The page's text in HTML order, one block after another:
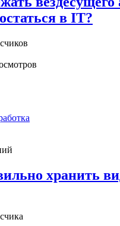
в IT?
хранить